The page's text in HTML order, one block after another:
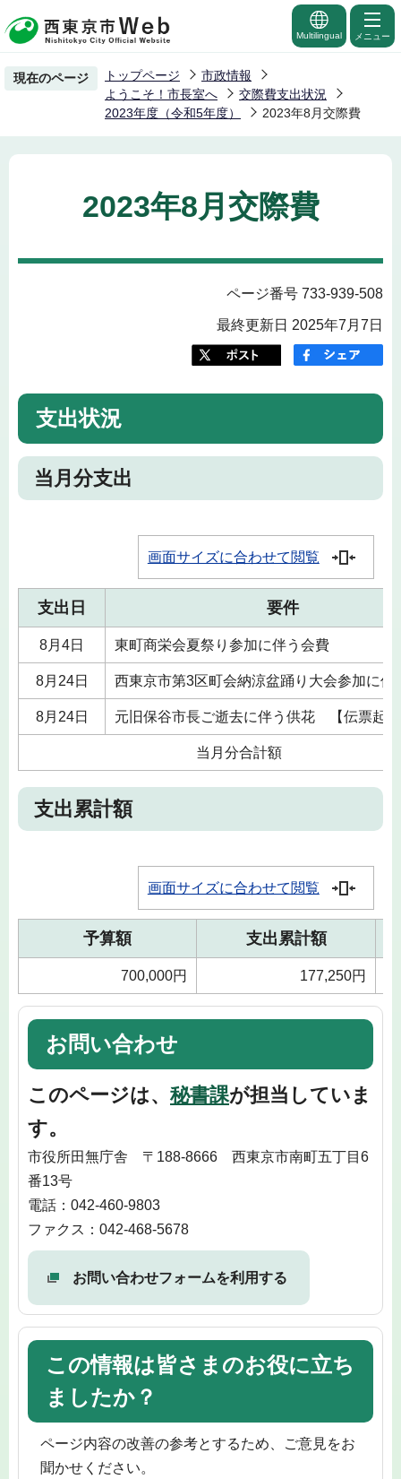
の
ー
の
先
Multilingual メニュー
現在のページ トップページ
市政情報
ようこそ！市長室へ
交際費支出状況
2023年度（令和5年度）
2023年8月交際費
2023年8月交際費
ページ番号 733-939-508
最終更新日 2025年7月7日
支出状況
当月分支出
画面サイズに合わせて閲覧
支出日 要件
8月4日 東町商栄会夏祭り参加に伴う会費
8月24日 西東京市第3区町会納涼盆踊り大会参加に伴
8月24日 元旧保谷市長ご逝去に伴う供花 【伝票起
当月分合計額
支出累計額
画面サイズに合わせて閲覧
予算額 支出累計額
700,000円 177,250円
お問い合わせ
このページは、 秘書課が担当していま
す。
市役所田無庁舎 〒188-8666 西東京市南町五丁目6
番13号
電話：042-460-9803
ファクス：042-468-5678
お問い合わせフォームを利用する
この情報は皆さまのお役に立ち
ましたか？
ページ内容の改善の参考とするため、ご意見をお
聞かせください。